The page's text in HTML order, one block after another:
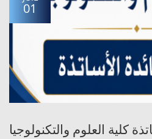
01
كلية العلوم والتكنولوجيا